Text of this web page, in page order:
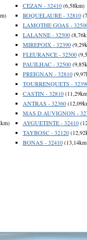
CEZAN - 32410(6,58km)
ROQUELAURE - 32810
LAMOTHE GOAS -
LALANNE - 32500
MIREPOIX - 32390
FLEURANCE - 32500
PAUILHAC - 32500
PREIGNAN - 32810
TOURRENQUETS -
CASTIN - 32810
ANTRAS - 32360
MAS D AUVIGNON -
AYGUETINTE - 32410
TAYBOSC - 32120
BONAS - 32410